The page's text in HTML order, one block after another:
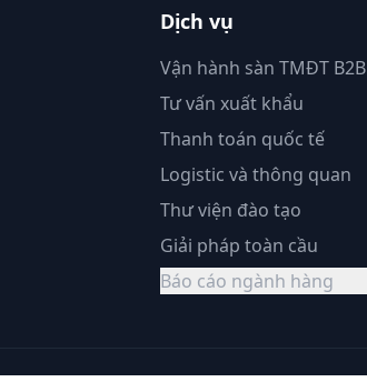
Dịch vụ
Vận hành sàn TMĐT B2B
Tư vấn xuất khẩu
Thanh toán quốc tế
Logistic và thông quan
Thư viện đào tạo
Giải pháp toàn cầu
Báo cáo ngành hàng